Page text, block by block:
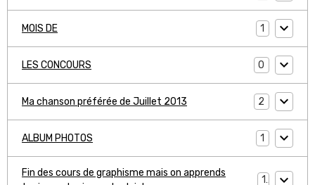
MOIS DE 1
LES CONCOURS 0
Ma chanson préférée de Juillet 2013 2
ALBUM PHOTOS 1
Fin des cours de graphisme mais on apprends
1